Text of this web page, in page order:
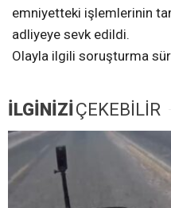
emniyetteki işlemlerinin
adliyeye sevk edildi.
Olayla ilgili soruşturma
İLGİNİZİÇEKEBİLİR